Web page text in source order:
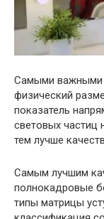
Самыми важными
физический
показатель
световых частиц
тем лучше
Самым лучшим
полнокадровые
типы матрицы